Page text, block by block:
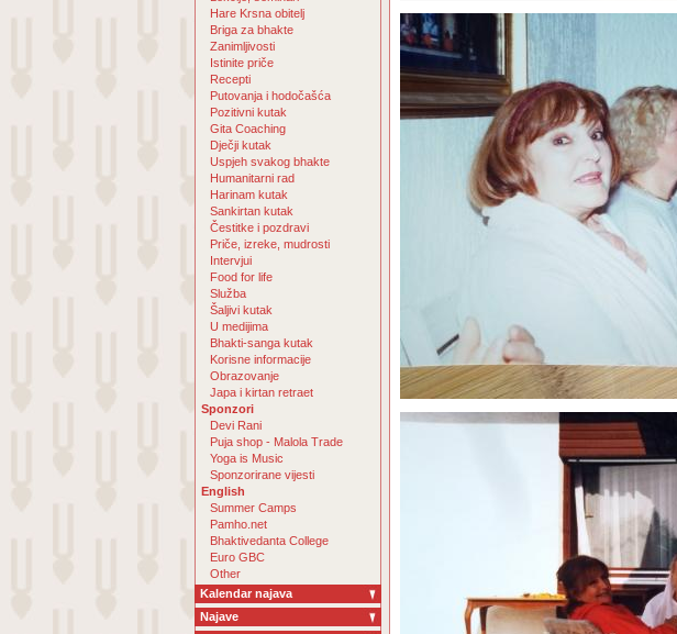
Hare Krsna obitelj
Briga za bhakte
Zanimljivosti
Istinite priče
Recepti
Putovanja i hodočašća
Pozitivni kutak
Gita Coaching
Dječji kutak
Uspjeh svakog bhakte
Humanitarni rad
Harinam kutak
Sankirtan kutak
Čestitke i pozdravi
Priče, izreke, mudrosti
Intervjui
Food for life
Služba
Šaljivi kutak
U medijima
Bhakti-sanga kutak
Korisne informacije
Obrazovanje
Japa i kirtan retraet
Sponzori
Devi Rani
Puja shop - Malola Trade
Yoga is Music
Sponzorirane vijesti
English
Summer Camps
Pamho.net
Bhaktivedanta College
Euro GBC
Other
Kalendar najava
Najave